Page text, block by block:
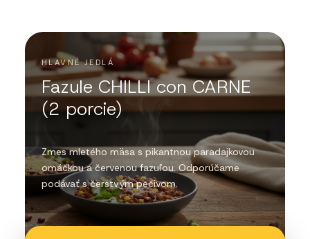
HLAVNÉ JEDLÁ
Fazule CHILLI con CARNE
(2 porcie)
Zmes mletého mäsa s pikantnou paradajkovou
omáčkou a červenou fazuľou. Odporúčame
podávať s čerstvým pečivom.